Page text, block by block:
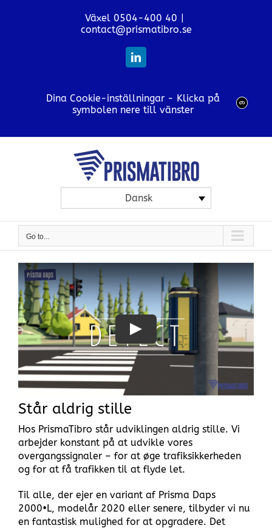
Växel 0504-400 40 |
contact@prismatibro.se
LinkedIn
Dina Cookie-inställningar - Klicka på
symbolen nere till vänster
Dansk
Go to...
Står aldrig stille
Hos PrismaTibro står udviklingen aldrig stille. Vi
arbejder konstant på at udvikle vores
overgangssignaler – for at øge trafiksikkerheden
og for at få trafikken til at flyde let.
Til alle, der ejer en variant af Prisma Daps
2000•L, modelår 2020 eller senere, tilbyder vi nu
en fantastisk mulighed for at opgradere. Det